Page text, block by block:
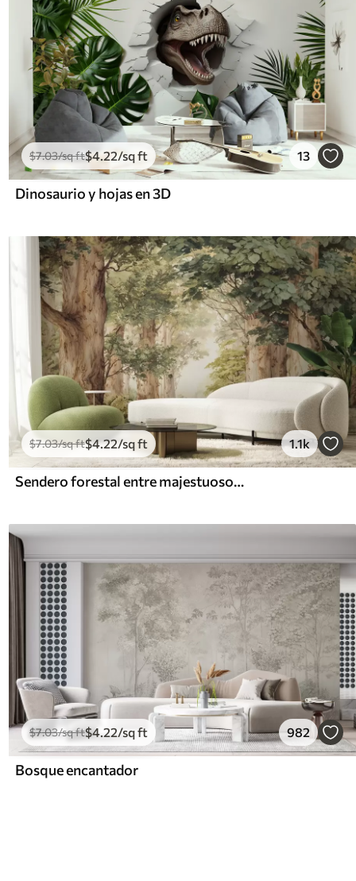
$7.03/sq ft$4.22/sq ft 13
Dinosaurio y hojas en 3D
$7.03/sq ft$4.22/sq ft 1.1k
Sendero forestal entre majestuosos árboles en estilo acuarela
$7.03/sq ft$4.22/sq ft 982
Bosque encantador